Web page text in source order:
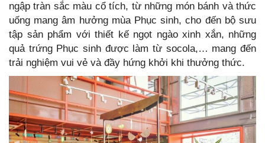
ngập tràn sắc màu cổ tích, từ những món bánh và thức
uống mang âm hưởng mùa Phục sinh, cho đến bộ sưu
tập sản phẩm với thiết kế ngọt ngào xinh xắn, những
quả trứng Phục sinh được làm từ socola,… mang đến
trải nghiệm vui vẻ và đầy hứng khởi khi thưởng thức.